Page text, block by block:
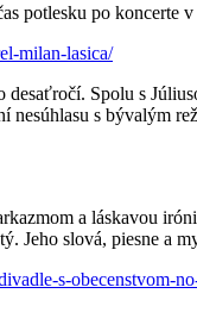
potlesku po
milan-lasica/
Spolu s
s bývalým
a láskavou
Jeho slová, piesne a
s-obecenstvom-